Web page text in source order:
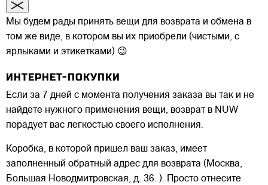
Мы будем рады принять вещи для возврата и обмена в
том же виде, в котором вы их приобрели (чистыми, с
ярлыками и этикетками) 😉
ИНТЕРНЕТ-ПОКУПКИ
Если за 7 дней с момента получения заказа вы так и не
найдете нужного применения вещи, возврат в NUW
порадует вас легкостью своего исполнения.
Коробка, в которой пришел ваш заказ, имеет
заполненный обратный адрес для возврата (Москва,
Большая Новодмитровская, д. 36. ). Просто отнесите